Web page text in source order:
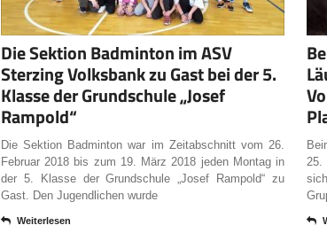
Die Sektion Badminton im ASV
Sterzing Volksbank zu Gast bei der 5.
Klasse der Grundschule „Josef
Rampold“
Die Sektion Badminton war im Zeitabschnitt vom 26.
Februar 2018 bis zum 19. März 2018 jeden Montag in
der 5. Klasse der Grundschule „Josef Rampold“ zu
Gast. Den Jugendlichen wurde
Weiterlesen
25.